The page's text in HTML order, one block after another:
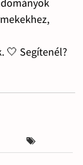
🤍 Segítenél?